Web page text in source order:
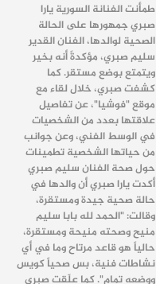
طمأنت الفنانة السورية يارا
صبري جمهورها على الحالة
الصحية لوالدها، الفنان القدير
سليم صبري، مؤكدةً أنه بخير
ويتمتع بوضع مستقر. كما
كشفت صبري، خلال لقاء مع
موقع "فوشيا"، عن تفاصيل
علاقتها بعدد من الشخصيات
في الوسط الفني، وعن جوانب
من حياتها الشخصية تطمينات
حول صحة الفنان سليم صبري
أكدت يارا صبري أن والدها في
حالة صحية جيدة ومستقرة،
وقالت: "الحمد لله بابا سليم
منيح وصحته منيحة ومستقرة،
حالياً هو قاعد مرتاح وما في أي
نشاطات فنية، بس صحياً كويس
ووضعه تمام". كما علّقت صبري